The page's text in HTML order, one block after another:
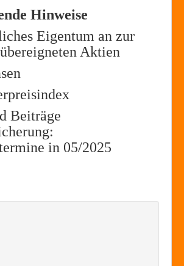
Hinweise
Eigentum an zur
Aktien
Beiträge
in 05/2025